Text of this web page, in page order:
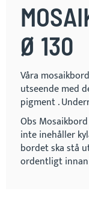
Ø 130
Våra
utseende med
pigment .
Obs
inte inehåller
bordet ska stå
ordentligt